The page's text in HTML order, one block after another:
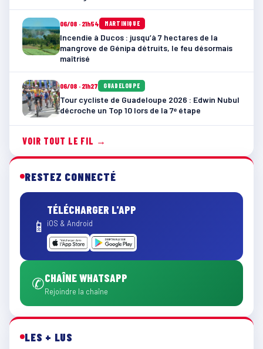
06/08 · 21h54 MARTINIQUE
Incendie à Ducos : jusqu’à 7 hectares de la
mangrove de Génipa détruits, le feu désormais
maîtrisé
06/08 · 21h27 GUADELOUPE
Tour cycliste de Guadeloupe 2026 : Edwin Nubul
décroche un Top 10 lors de la 7ᵉ étape
VOIR TOUT LE FIL →
RESTEZ CONNECTÉ
📱
TÉLÉCHARGER L'APP
iOS & Android
✆CHAÎNE WHATSAPP
Rejoindre la chaîne
LES + LUS